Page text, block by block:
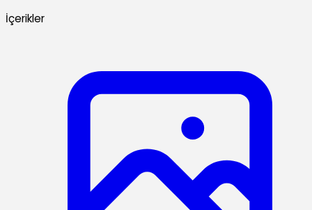
İçerikler